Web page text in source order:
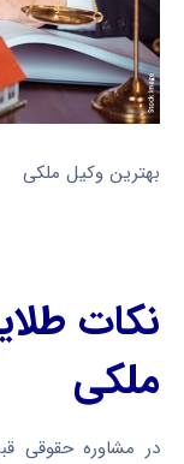
بهترین وکیل ملکی
نکات
ملکی
در مشاوره حقوقی